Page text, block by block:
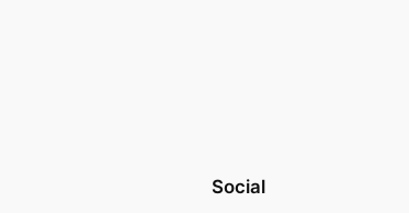
Social